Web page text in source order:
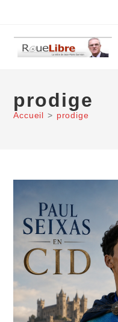
content
prodige
Accueil > prodige